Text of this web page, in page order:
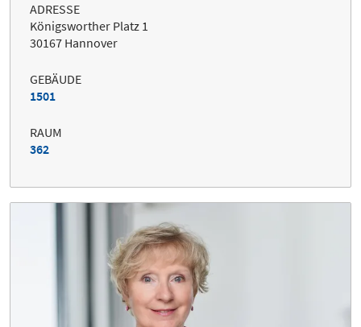
ADRESSE
Königsworther Platz 1
30167 Hannover
GEBÄUDE
1501
RAUM
362